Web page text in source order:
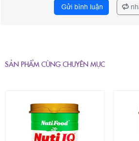
Gửi bình luận
SẢN PHẨM CÙNG CHUYÊN MỤC